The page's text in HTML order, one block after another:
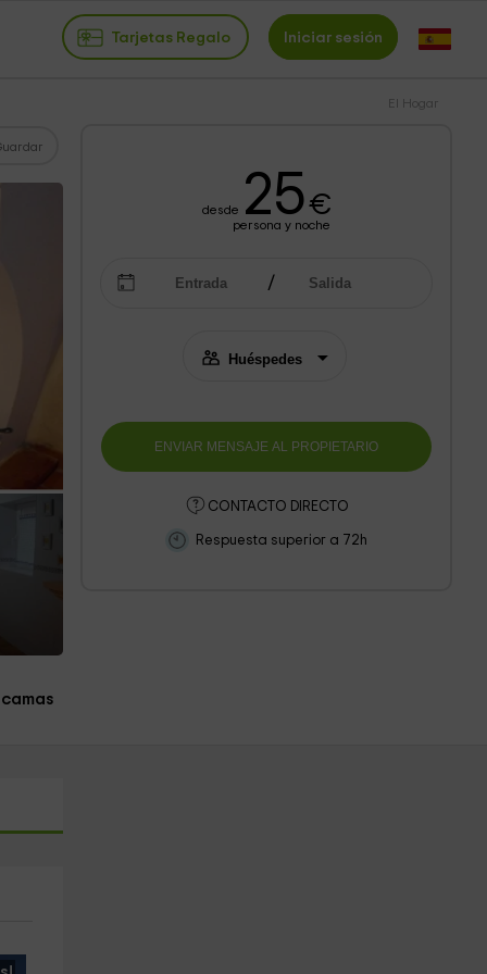
Tarjetas Regalo Iniciar sesión
El Hogar
desde 25€
persona y noche
CONTACTO DIRECTO
Respuesta superior a 72h